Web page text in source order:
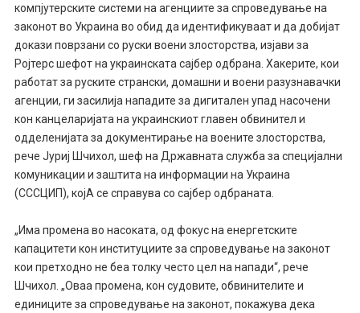
компјутерските системи на агенциите за спроведување на
законот во Украина во обид да идентификуваат и да добијат
докази поврзани со руски воени злосторства, изјави за
Ројтерс шефот на украинската сајбер одбрана. Хакерите, кои
работат за руските странски, домашни и воени разузнавачки
агенции, ги засилија нападите за дигитален упад насочени
кон канцеларијата на украинскиот главен обвинител и
одделенијата за документирање на воените злосторства,
рече Јуриј Шчихол, шеф на Државната служба за специјални
комуникации и заштита на информации на Украина
(СССЦИП), којА се справува со сајбер одбраната.
„Има промена во насоката, од фокус на енергетските
капацитети кон институциите за спроведување на законот
кои претходно не беа толку често цел на напади“, рече
Шчихол. „Оваа промена, кон судовите, обвинителите и
единиците за спроведување на законот, покажува дека